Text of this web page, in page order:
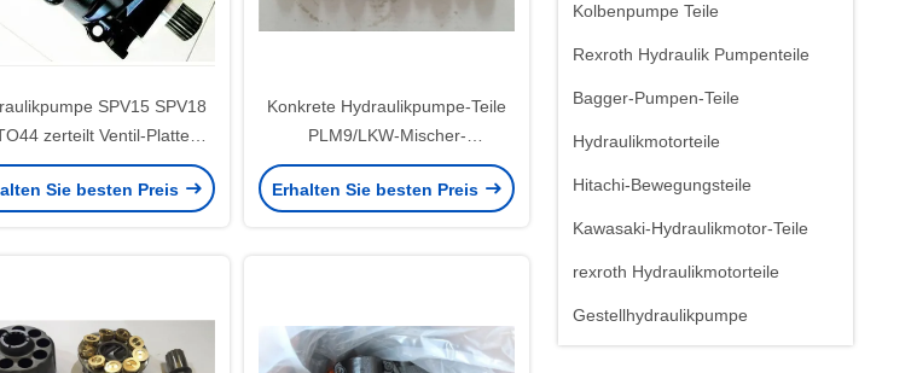
Kolbenpumpe Teile
Rexroth Hydraulik Pumpenteile
Bagger-Pumpen-Teile
Hydraulikmotorteile
Hitachi-Bewegungsteile
Kawasaki-Hydraulikmotor-Teile
rexroth Hydraulikmotorteile
Gestellhydraulikpumpe
SPV15 SPV18
zerteilt Ventil-Platten-
Sundstrand SPV27
Sie besten Preis
Konkrete Hydraulikpumpe-Teile
PLM9/LKW-Mischer-
Geschwindigkeits-Reduzierer-
Zahnradpumpe-Teile
Erhalten Sie besten Preis